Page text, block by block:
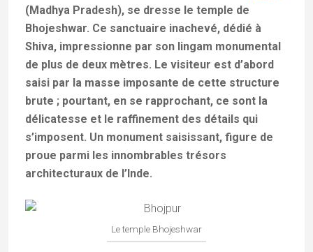
(Madhya Pradesh), se dresse le temple de
Bhojeshwar. Ce sanctuaire inachevé, dédié à
Shiva, impressionne par son lingam monumental
de plus de deux mètres. Le visiteur est d’abord
saisi par la masse imposante de cette structure
brute ; pourtant, en se rapprochant, ce sont la
délicatesse et le raffinement des détails qui
s’imposent. Un monument saisissant, figure de
proue parmi les innombrables trésors
architecturaux de l’Inde.
Le temple Bhojeshwar